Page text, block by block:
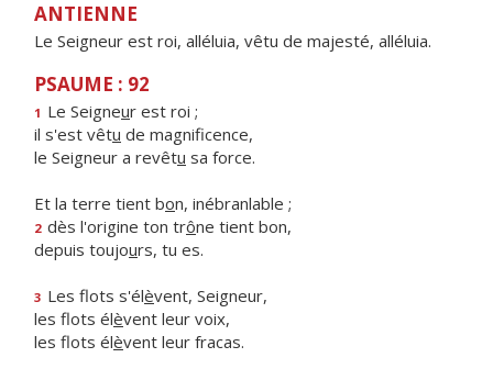
ANTIENNE
Le Seigneur est roi, alléluia, vêtu de majesté, alléluia.
PSAUME : 92
1 Le Seigneur est roi ;
il s'est vêtu de magnificence,
le Seigneur a revêtu sa force.
Et la terre tient bon, inébranlable ;
2 dès l'origine ton trône tient bon,
depuis toujours, tu es.
3 Les flots s'élèvent, Seigneur,
les flots élèvent leur voix,
les flots élèvent leur fracas.